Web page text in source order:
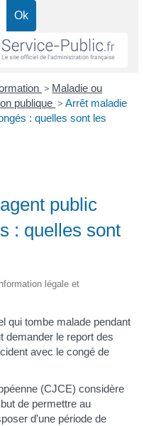
> Maladie ou
publique > Arrêt maladie
: quelles sont les
public
: quelles sont
légale et
qui tombe malade pendant
demander le report des
avec le congé de
(CJCE) considère
de permettre au
d'une période de